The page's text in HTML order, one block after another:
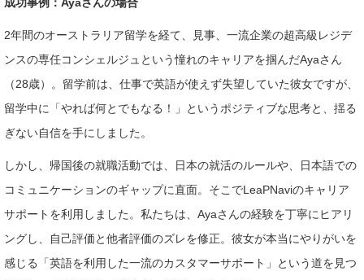
成功事例：Ayaさんの場合
2年間のオーストラリア留学を経て、見事、一流企業の超高級レジデ
ンスの専任コンシェルジュという憧れのキャリアを掴んだAyaさん
（28歳）。留学前は、仕事で英語が使えず失望していた彼女ですが、
留学中に「やれば何とでもなる！」というポジティブな思考と、揺る
ぎない自信を手にしました。
しかし、帰国後の就職活動では、日本の就活のルールや、日本語での
コミュニケーションのギャップに直面。そこでLeaPNaviのキャリア
サポートを利用しました。私たちは、Ayaさんの経験を丁寧にヒアリ
ングし、自己評価と他者評価のズレを修正。彼女が本当にやりがいを
感じる「英語を利用した一流のカスタマーサポート」という道を見つ